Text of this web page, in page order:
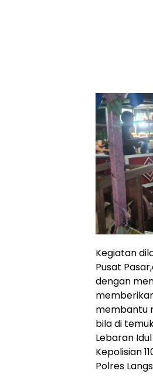
Kegiatan
Pusat
dengan
membantu
bila di
Lebaran
Kepolisian
Polres